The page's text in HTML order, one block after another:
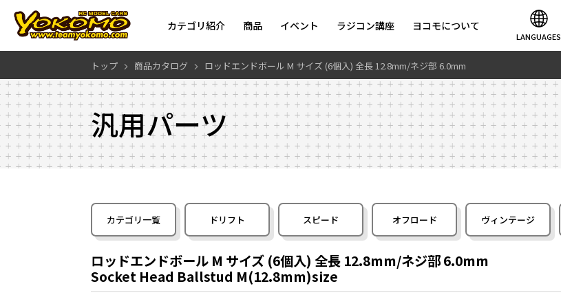
カテゴリ紹介 商品 イベント ラジコン講座 ヨコモについて
LANGUAGES
トップ 商品カタログ ロッドエンドボール M サイズ (6個入) 全長 12.8mm/ネジ部 6.0mm
汎用パーツ
カテゴリ一覧 ドリフト スピード オフロード ヴィンテージ
ロッドエンドボール M サイズ (6個入) 全長 12.8mm/ネジ部 6.0mm
Socket Head Ballstud M(12.8mm)size